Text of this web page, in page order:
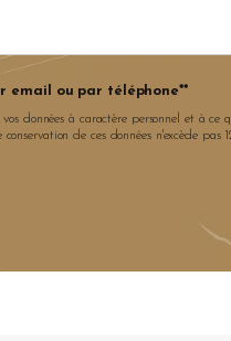
email ou par téléphone**
données à caractère personnel et à ce
de ces données n'excède pas